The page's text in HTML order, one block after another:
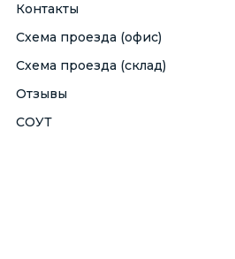
Контакты
Схема проезда (офис)
Схема проезда (склад)
Отзывы
СОУТ